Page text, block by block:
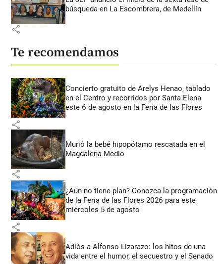
búsqueda en La Escombrera, de Medellín
share
Te recomendamos
Concierto gratuito de Arelys Henao, tablado
en el Centro y recorridos por Santa Elena
este 6 de agosto en la Feria de las Flores
share
Murió la bebé hipopótamo rescatada en el
Magdalena Medio
share
¿Aún no tiene plan? Conozca la programación
de la Feria de las Flores 2026 para este
miércoles 5 de agosto
share
Adiós a Alfonso Lizarazo: los hitos de una
vida entre el humor, el secuestro y el Senado